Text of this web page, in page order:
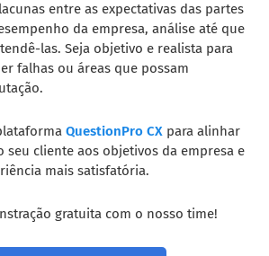
entre as expectativas das partes
da empresa, análise até que
las. Seja objetivo e realista para
falhas ou áreas que possam
QuestionPro CX para alinhar
seu cliente aos objetivos da empresa e
mais satisfatória.
gratuita com o nosso time!